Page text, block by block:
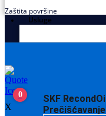
Zaštita površine
Usluge
SKF
0
X